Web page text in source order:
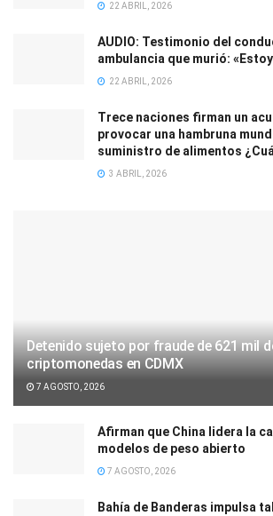
22 ABRIL, 2026
AUDIO: Testimonio del
ambulancia que murió:
22 ABRIL, 2026
Trece naciones firman un
provocar una hambruna
suministro de alimentos
3 ABRIL, 2026
Detenido sujeto por fraude de 621 mil
criptomonedas en CDMX
7 AGOSTO, 2026
Afirman que China lidera la
modelos de peso abierto
7 AGOSTO, 2026
Bahía de Banderas impulsa